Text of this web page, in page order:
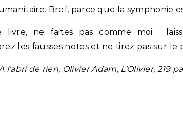
Bref, parce que la symphonie
livre, ne faites pas comme moi :
les fausses notes et ne tirez pas sur le
l’abri de rien, Olivier Adam, L’Olivier, 219